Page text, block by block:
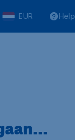
EUR Help